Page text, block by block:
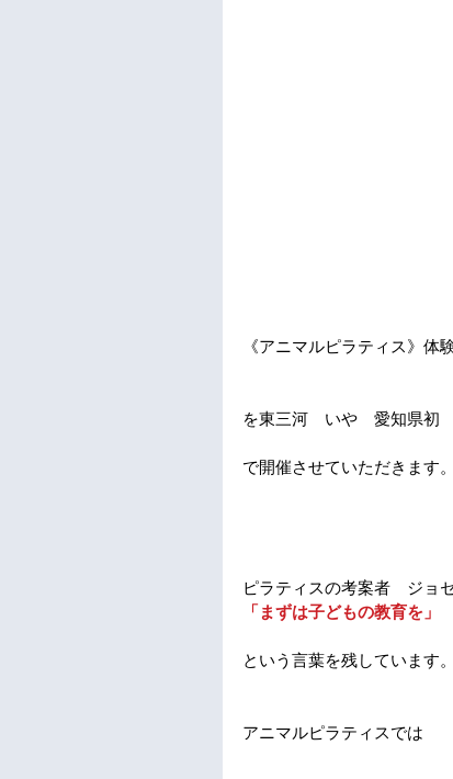
《アニマルピラティス》体
を東三河　いや　愛知県初
で開催させていただきます。
ピラティスの考案者　ジョ
「まずは子どもの教育を」
という言葉を残しています。
アニマルピラティスでは